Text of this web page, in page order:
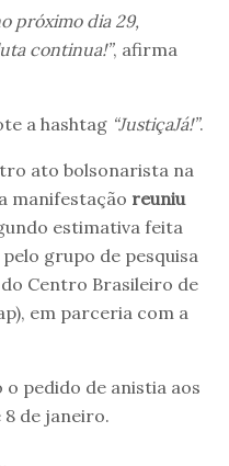
próximo dia 29,
continua!”, afirma
a hashtag “JustiçaJá!”.
ato bolsonarista na
manifestação reuniu
estimativa feita
grupo de pesquisa
Centro Brasileiro de
em parceria com a
pedido de anistia aos
8 de janeiro.